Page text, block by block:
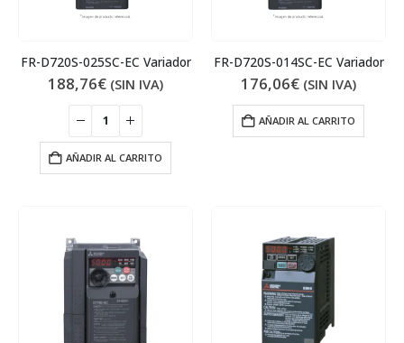
FR-D720S-025SC-EC Variador
188,76€ (SIN IVA)
AÑADIR AL CARRITO
FR-D720S-014SC-EC Variador
176,06€ (SIN IVA)
AÑADIR AL CARRITO